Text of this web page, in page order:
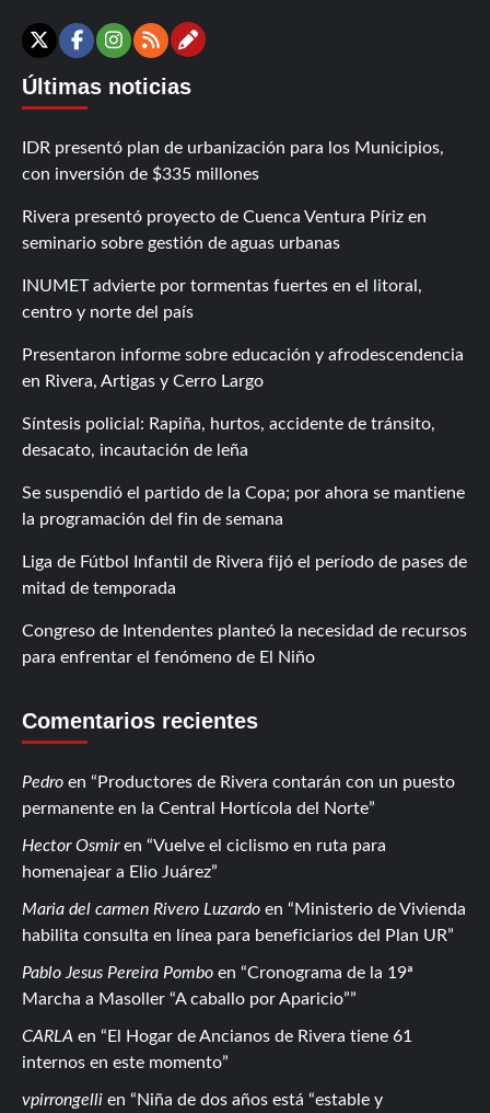
X Facebook
Instagram
RSSContáctanos
Últimas noticias
IDR presentó plan de urbanización para los Municipios,
con inversión de $335 millones
Rivera presentó proyecto de Cuenca Ventura Píriz en
seminario sobre gestión de aguas urbanas
INUMET advierte por tormentas fuertes en el litoral,
centro y norte del país
Presentaron informe sobre educación y afrodescendencia
en Rivera, Artigas y Cerro Largo
Síntesis policial: Rapiña, hurtos, accidente de tránsito,
desacato, incautación de leña
Se suspendió el partido de la Copa; por ahora se mantiene
la programación del fin de semana
Liga de Fútbol Infantil de Rivera fijó el período de pases de
mitad de temporada
Congreso de Intendentes planteó la necesidad de recursos
para enfrentar el fenómeno de El Niño
Comentarios recientes
Pedro en
Productores de Rivera contarán con un puesto
permanente en la Central Hortícola del Norte
Hector Osmiren
Vuelve el ciclismo en ruta para
homenajear a Elio Juárez
Maria del carmen Rivero Luzardo en
Ministerio de Vivienda
habilita consulta en línea para beneficiarios del Plan UR
Pablo Jesus Pereira Pombo en
Cronograma de la 19ª
Marcha a Masoller “A caballo por Aparicio”
CARLA en
El Hogar de Ancianos de Rivera tiene 61
internos en este momento
vpirrongelli en Niña de dos años está “estable y